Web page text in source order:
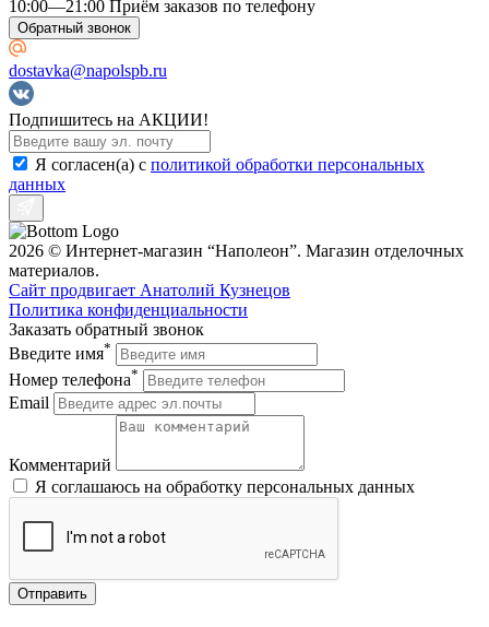
10:00—21:00 Приём заказов по телефону
Обратный звонок
dostavka@napolspb.ru
Подпишитесь на АКЦИИ!
Я согласен(a) с политикой обработки персональных
данных
2026 © Интернет-магазин “Наполеон”. Магазин отделочных
материалов.
Сайт продвигает Анатолий Кузнецов
Политика конфиденциальности
Заказать обратный звонок
Введите имя*
Номер телефона*
Email
Комментарий
Я соглашаюсь на обработку персональных данных
Отправить